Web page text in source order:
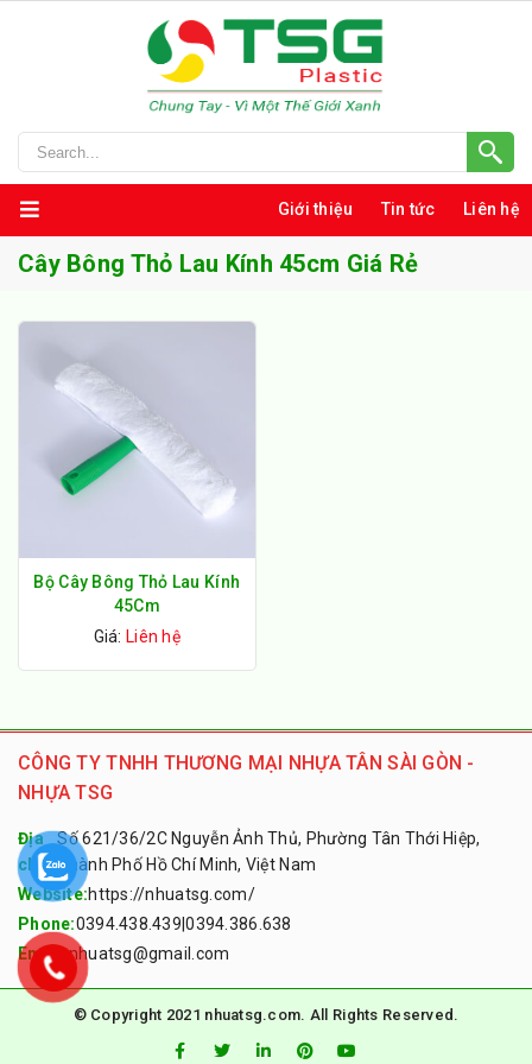
Giới thiệu Tin tức Liên hệ
Cây Bông Thỏ Lau Kính 45cm Giá Rẻ
Bộ Cây Bông Thỏ Lau Kính
45Cm
Giá: Liên hệ
CÔNG TY TNHH THƯƠNG MẠI NHỰA TÂN SÀI GÒN -
NHỰA TSG
Địa
chỉ:
Số 621/36/2C Nguyễn Ảnh Thủ, Phường Tân Thới Hiệp,
Thành Phố Hồ Chí Minh, Việt Nam
Website:https://nhuatsg.com/
Phone:0394.438.439 |0394.386.638
Email:nhuatsg@gmail.com
© Copyright 2021 nhuatsg.com. All Rights Reserved.